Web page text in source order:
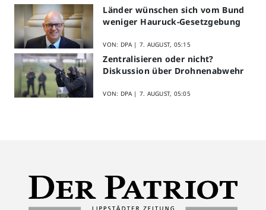
Länder wünschen sich vom Bund
weniger Hauruck-Gesetzgebung
VON: DPA | 7. AUGUST, 05:15
Zentralisieren oder nicht?
Diskussion über Drohnenabwehr
VON: DPA | 7. AUGUST, 05:05